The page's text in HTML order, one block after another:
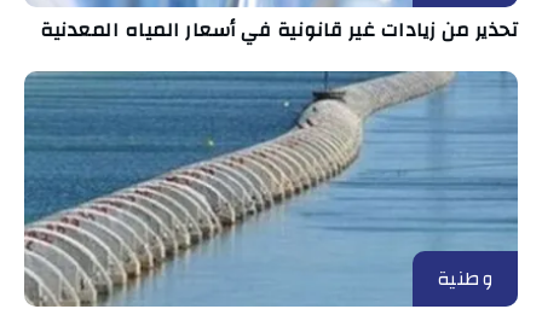
تحذير من زيادات غير قانونية في أسعار المياه المعدنية
وطنية